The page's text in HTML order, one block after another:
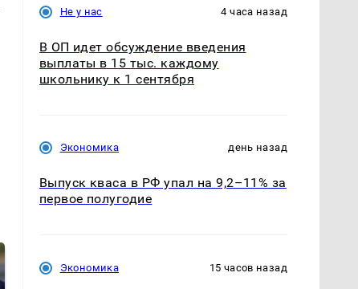
Не у нас 4 часа назад
В ОП идет обсуждение введения
выплаты в 15 тыс. каждому
школьнику к 1 сентября
Экономика день назад
Выпуск кваса в РФ упал на 9,2–11% за
первое полугодие
Экономика 15 часов назад